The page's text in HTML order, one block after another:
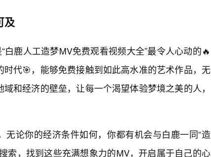
及
白鹿人工造梦MV免费观看视频大全”最令人心动的🔥
代🎯，能够免费接触到如此高水准的艺术作品，无
和经济的壁垒，让每一个渴望体验梦境之美的人，
无论你的经济条件如何，你都有机会与白鹿一同“造
索，找到这些充满想象力的MV，开启属于自己的心